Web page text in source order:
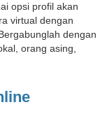
opsi profil akan
virtual dengan
dengan
orang asing,